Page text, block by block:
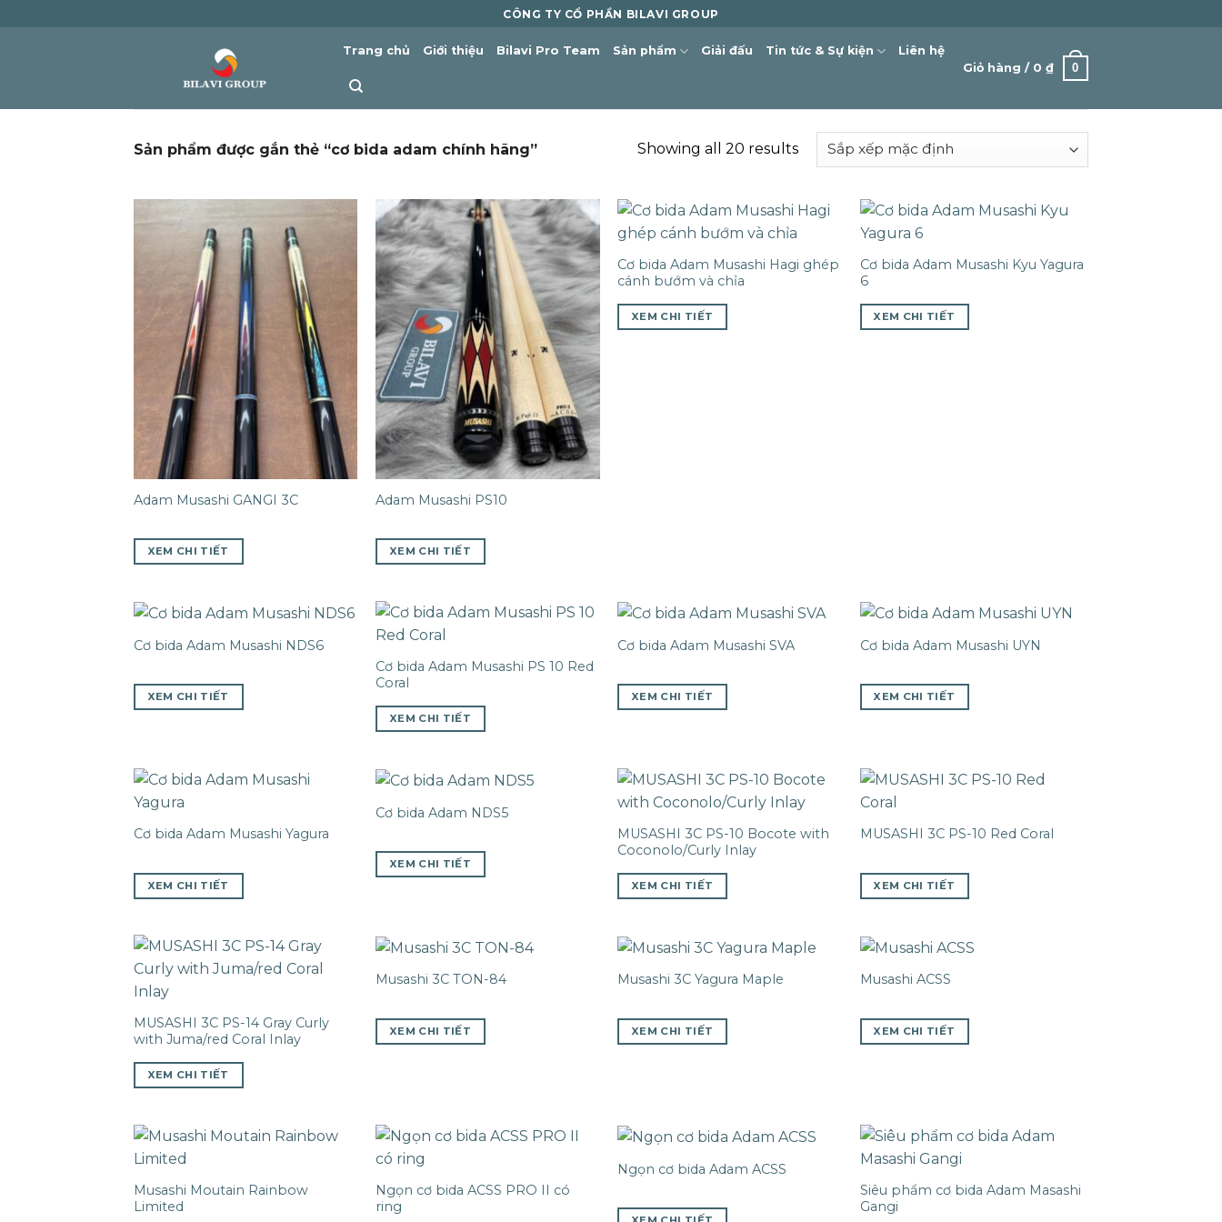
CÔNG TY CỔ PHẦN BILAVI GROUP
Trang chủ Giới thiệu Bilavi Pro Team Sản phẩm Giải đấu Tin tức & Sự kiện
Liên hệ
Giỏ hàng / 0 ₫ 0
Sản phẩm được gắn thẻ “cơ bida adam chính hãng” Showing all 20 results
Adam Musashi GANGI 3C
XEM CHI TIẾT
Adam Musashi PS10
XEM CHI TIẾT
Cơ bida Adam Musashi Hagi ghép
cánh bướm và chỉa
XEM CHI TIẾT
Cơ bida Adam Musashi Kyu Yagura
6
XEM CHI TIẾT
Cơ bida Adam Musashi NDS6
XEM CHI TIẾT
Cơ bida Adam Musashi PS 10 Red
Coral
XEM CHI TIẾT
Cơ bida Adam Musashi SVA
XEM CHI TIẾT
Cơ bida Adam Musashi UYN
XEM CHI TIẾT
Cơ bida Adam Musashi Yagura
XEM CHI TIẾT
Cơ bida Adam NDS5
XEM CHI TIẾT
MUSASHI 3C PS-10 Bocote with
Coconolo/Curly Inlay
XEM CHI TIẾT
MUSASHI 3C PS-10 Red Coral
XEM CHI TIẾT
MUSASHI 3C PS-14 Gray Curly
with Juma/red Coral Inlay
XEM CHI TIẾT
Musashi 3C TON-84
XEM CHI TIẾT
Musashi 3C Yagura Maple
XEM CHI TIẾT
Musashi ACSS
XEM CHI TIẾT
Musashi Moutain Rainbow
Limited
Ngọn cơ bida ACSS PRO II có
ring
Ngọn cơ bida Adam ACSS
Siêu phẩm cơ bida Adam Masashi
Gangi